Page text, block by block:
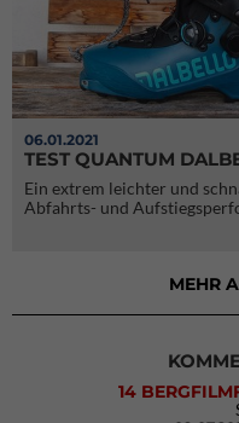
06.01.2021
TEST QUANTUM
Ein extrem leichter und
Abfahrts- und
MEHR
14